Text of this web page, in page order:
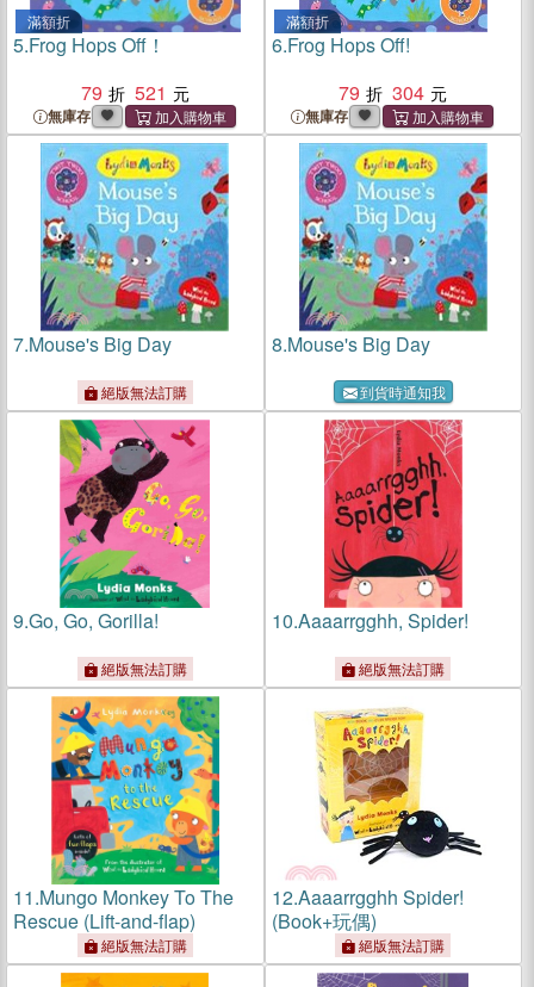
滿額折
5.Frog Hops Off！
79
521
無庫存
滿額折
6.Frog Hops Off!
79
304
無庫存
7.Mouse's Big Day
絕版無法訂購
8.Mouse's Big Day
到貨時通知我
9.Go, Go, Gorilla!
絕版無法訂購
10.Aaaarrgghh, Spider!
絕版無法訂購
11.Mungo Monkey To The
Rescue (Lift-and-flap)
絕版無法訂購
12.Aaaarrgghh Spider!
(Book+玩偶)
絕版無法訂購